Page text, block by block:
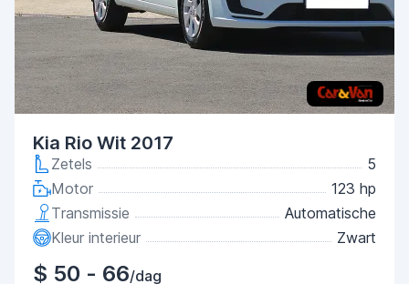
Kia Rio Wit 2017
Zetels
5
Motor
123 hp
Transmissie
Automatische
Kleur interieur
Zwart
$ 50 - 66/dag